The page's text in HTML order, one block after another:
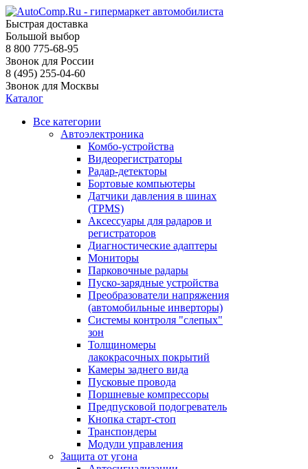
Быстрая доставка
Большой выбор
8 800 775-68-95
Звонок для России
8 (495) 255-04-60
Звонок для Москвы
Каталог
Все категории
Автоэлектроника
Комбо-устройства
Видеорегистраторы
Радар-детекторы
Бортовые компьютеры
Датчики давления в шинах
(TPMS)
Аксессуары для радаров и
регистраторов
Диагностические адаптеры
Мониторы
Парковочные радары
Пуско-зарядные устройства
Преобразователи напряжения
(автомобильные инверторы)
Системы контроля "слепых"
зон
Толщиномеры
лакокрасочных покрытий
Камеры заднего вида
Пусковые провода
Поршневые компрессоры
Предпусковой подогреватель
Кнопка старт-стоп
Транспондеры
Модули управления
Защита от угона